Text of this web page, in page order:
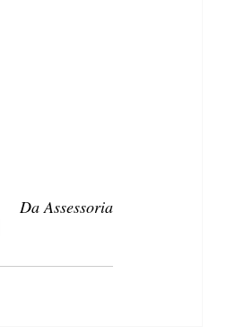
Da Assessoria